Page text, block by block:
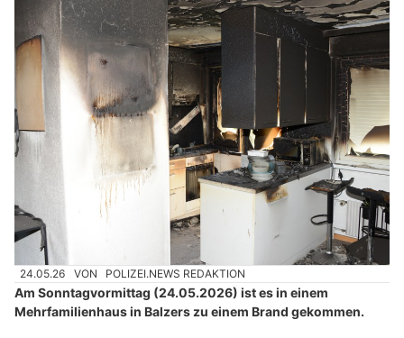
24.05.26 VON POLIZEI.NEWS REDAKTION
Am Sonntagvormittag (24.05.2026) ist es in einem
Mehrfamilienhaus in Balzers zu einem Brand gekommen.